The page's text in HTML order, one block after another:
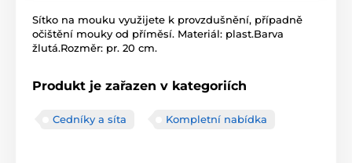
Sítko na mouku využijete k provzdušnění, případně
očištění mouky od příměsí. Materiál: plast.Barva
žlutá.Rozměr: pr. 20 cm.
Produkt je zařazen v kategoriích
Cedníky a síta Kompletní nabídka